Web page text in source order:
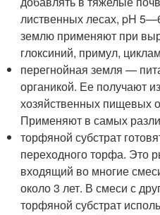
лиственных лесах, pH
землю применяют при
глоксиний, примул,
перегнойная земля —
органикой. Ее получают
хозяйственных пищевых
Применяют в самых
торфяной субстрат
переходного торфа. Это
входящий во многие
около 3 лет. В смеси с
торфяной субстрат